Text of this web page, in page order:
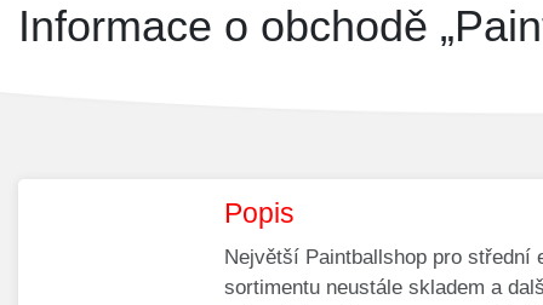
Informace o obchodě
Popis
Největší Paintballshop pro střední
sortimentu neustále skladem a